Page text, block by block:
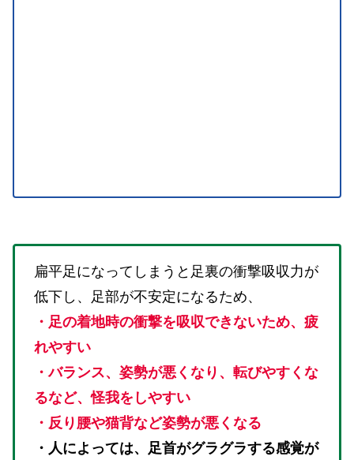
扁平足になってしまうと足裏の衝撃吸収力が
低下し、足部が不安定になるため、
・足の着地時の衝撃を吸収できないため、疲
れやすい
・バランス、姿勢が悪くなり、転びやすくな
るなど、怪我をしやすい
・反り腰や猫背など姿勢が悪くなる
・人によっては、足首がグラグラする感覚が